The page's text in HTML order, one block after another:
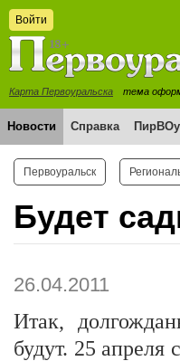
Войти
Карта Первоуральска тема
Новости Справка
Первоуральск
Будет
26.04.2011
Итак,
будут. 25 апреля